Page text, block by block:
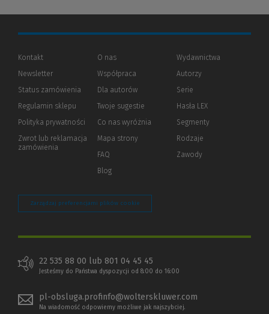
Kontakt
Newsletter
Status zamówienia
Regulamin sklepu
Polityka prywatności (Nowe
(Link
innej
Zwrot lub reklamacja
zamówienia
O nas
Współpraca
Dla autorów(Nowe
(Link
innej
strony)
Twoje sugestie
Co nas wyróżnia
Mapa strony
FAQ
Blog
Wydawnictwa
Autorzy
Serie
Hasła LEX
Segmenty
Rodzaje
Zawody
Zarządzaj preferencjami plików cookie
22 535 88 00 lub 801 04 45 45
Jesteśmy do Państwa dyspozycji od 8:00 do 16:00
pl-obsluga.profinfo@wolterskluwer.com
Na wiadomość odpowiemy możliwe jak najszybciej.